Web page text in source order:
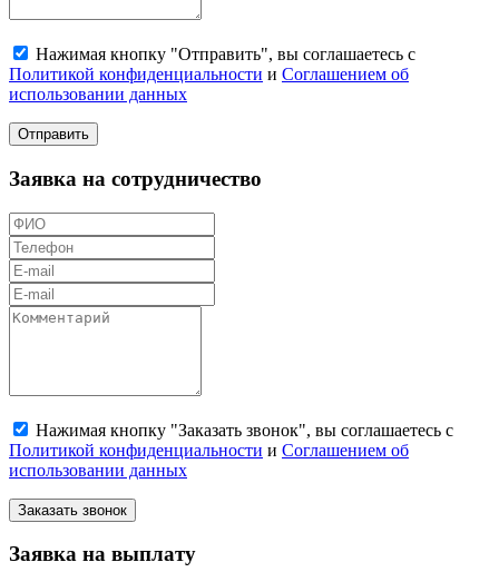
Нажимая кнопку "Отправить", вы соглашаетесь с
Политикой конфиденциальности и Соглашением об
использовании данных
Отправить
Заявка на сотрудничество
Нажимая кнопку "Заказать звонок", вы соглашаетесь с
Политикой конфиденциальности и Соглашением об
использовании данных
Заказать звонок
Заявка на выплату